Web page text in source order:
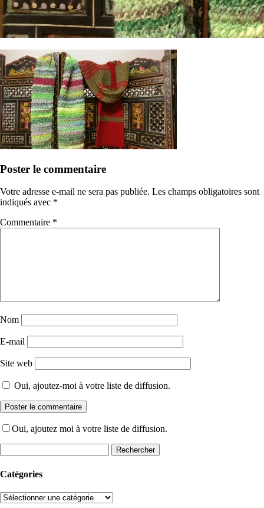
Poster le commentaire
Votre adresse e-mail ne sera pas publiée. Les champs obligatoires sont
indiqués avec *
Commentaire *
Nom
E-mail
Site web
Oui, ajoutez-moi à votre liste de diffusion.
Oui, ajoutez moi à votre liste de diffusion.
Catégories
Catégories